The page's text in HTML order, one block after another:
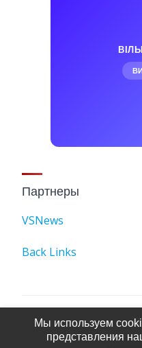
Партнеры
VSNews
Back Links
Мы используем
представления